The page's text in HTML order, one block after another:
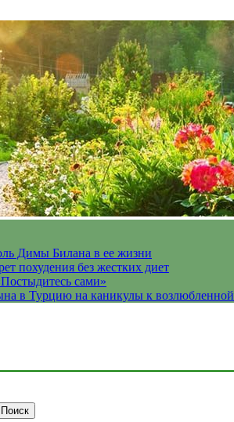
Димы Билана в ее жизни
похудения без жестких диет
сами»
в Турцию на каникулы к возлюбленной